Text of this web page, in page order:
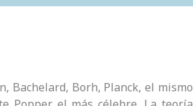
Bachelard, Borh, Planck, el mismo